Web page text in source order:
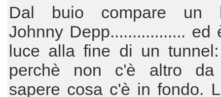
Dal buio compare un
Johnny Depp................. ed
luce alla fine di un
perchè non c'è altro
sapere cosa c'è in fondo.